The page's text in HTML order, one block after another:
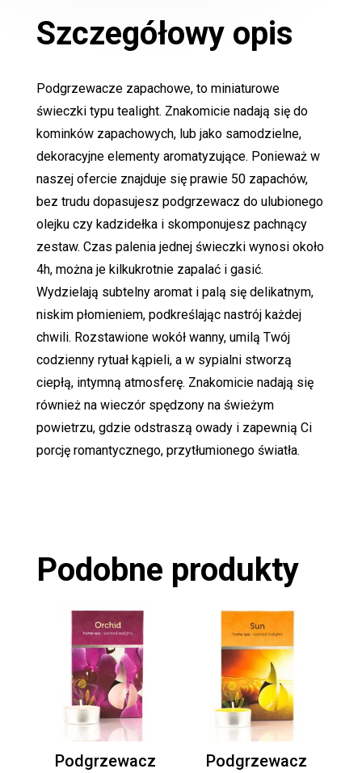
Szczegółowy opis
Podgrzewacze zapachowe, to miniaturowe
świeczki typu tealight. Znakomicie nadają się do
kominków zapachowych, lub jako samodzielne,
dekoracyjne elementy aromatyzujące. Ponieważ w
naszej ofercie znajduje się prawie 50 zapachów,
bez trudu dopasujesz podgrzewacz do ulubionego
olejku czy kadzidełka i skomponujesz pachnący
zestaw. Czas palenia jednej świeczki wynosi około
4h, można je kilkukrotnie zapalać i gasić.
Wydzielają subtelny aromat i palą się delikatnym,
niskim płomieniem, podkreślając nastrój każdej
chwili. Rozstawione wokół wanny, umilą Twój
codzienny rytuał kąpieli, a w sypialni stworzą
ciepłą, intymną atmosferę. Znakomicie nadają się
również na wieczór spędzony na świeżym
powietrzu, gdzie odstraszą owady i zapewnią Ci
porcję romantycznego, przytłumionego światła.
Podobne produkty
Podgrzewacz Podgrzewacz